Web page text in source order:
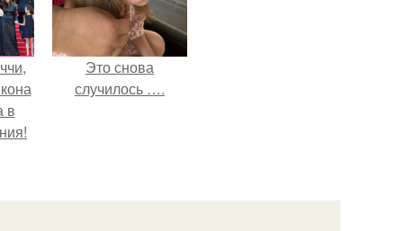
в
Это снова
случилось ….